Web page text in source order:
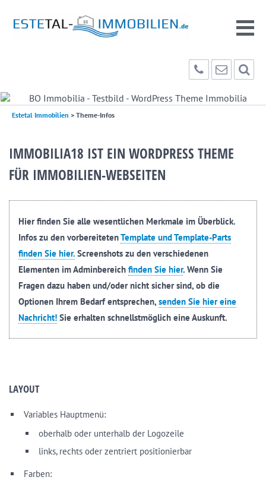
Estetal Immobilien > Theme-Infos
IMMOBILIA18 IST EIN WORDPRESS THEME
FÜR IMMOBILIEN-WEBSEITEN
Hier finden Sie alle wesentlichen Merkmale im Überblick.
Infos zu den vorbereitetenTemplate und Template-Parts
finden Sie hier. Screenshots zu den verschiedenen
Elementen im Adminbereich finden Sie hier. Wenn Sie
Fragen dazu haben und/oder nicht sicher sind, ob die
Optionen Ihrem Bedarf entsprechen, senden Sie hier eine
Nachricht! Sie erhalten schnellstmöglich eine Auskunft.
LAYOUT
Variables Hauptmenü:
oberhalb oder unterhalb der Logozeile
links, rechts oder zentriert positionierbar
Farben: